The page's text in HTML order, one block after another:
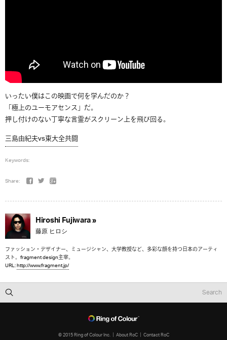
いったい僕はこの映画で何を学んだのか？
「極上のユーモアセンス」だ。
押し付けのない丁寧な言霊がスクリーン上を飛び回る。
三島由紀夫vs東大全共闘
Keywords:
Share:
Hiroshi Fujiwara »
藤原 ヒロシ
ファッション・デザイナー、ミュージシャン、大学教授など、多彩な顔を持つ日本のアーティ
スト。fragment design主宰。
URL:http://www.fragment.jp/
© 2015 Ring of Colour Inc. About RoC Contact RoC